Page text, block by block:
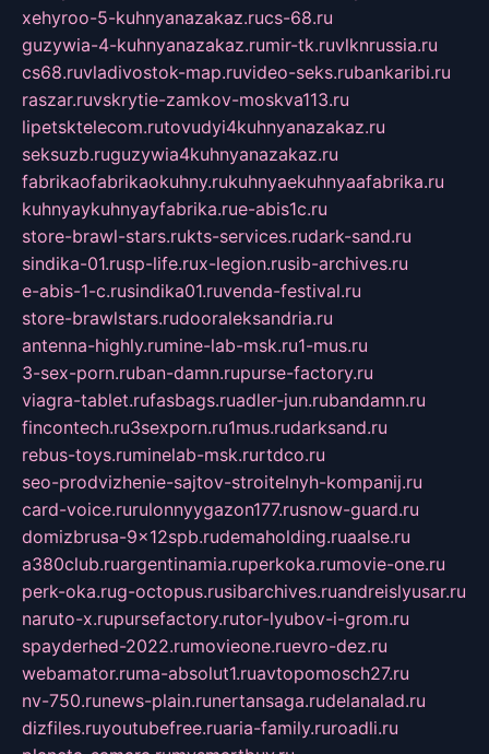
xehyroo-5-kuhnyanazakaz.rucs-68.ru
guzywia-4-kuhnyanazakaz.rumir-tk.ruvlknrussia.ru
cs68.ruvladivostok-map.ruvideo-seks.rubankaribi.ru
raszar.ruvskrytie-zamkov-moskva113.ru
lipetsktelecom.rutovudyi4kuhnyanazakaz.ru
seksuzb.ruguzywia4kuhnyanazakaz.ru
fabrikaofabrikaokuhny.rukuhnyaekuhnyaafabrika.ru
kuhnyaykuhnyayfabrika.rue-abis1c.ru
store-brawl-stars.rukts-services.rudark-sand.ru
sindika-01.rusp-life.rux-legion.rusib-archives.ru
e-abis-1-c.rusindika01.ruvenda-festival.ru
store-brawlstars.rudooraleksandria.ru
antenna-highly.rumine-lab-msk.ru1-mus.ru
3-sex-porn.ruban-damn.rupurse-factory.ru
viagra-tablet.rufasbags.ruadler-jun.rubandamn.ru
fincontech.ru3sexporn.ru1mus.rudarksand.ru
rebus-toys.ruminelab-msk.rurtdco.ru
seo-prodvizhenie-sajtov-stroitelnyh-kompanij.ru
card-voice.rurulonnyygazon177.rusnow-guard.ru
domizbrusa-9x12spb.rudemaholding.ruaalse.ru
a380club.ruargentinamia.ruperkoka.rumovie-one.ru
perk-oka.rug-octopus.rusibarchives.ruandreislyusar.ru
naruto-x.rupursefactory.rutor-lyubov-i-grom.ru
spayderhed-2022.rumovieone.ruevro-dez.ru
webamator.ruma-absolut1.ruavtopomosch27.ru
nv-750.runews-plain.runertansaga.rudelanalad.ru
dizfiles.ruyoutubefree.ruaria-family.ruroadli.ru